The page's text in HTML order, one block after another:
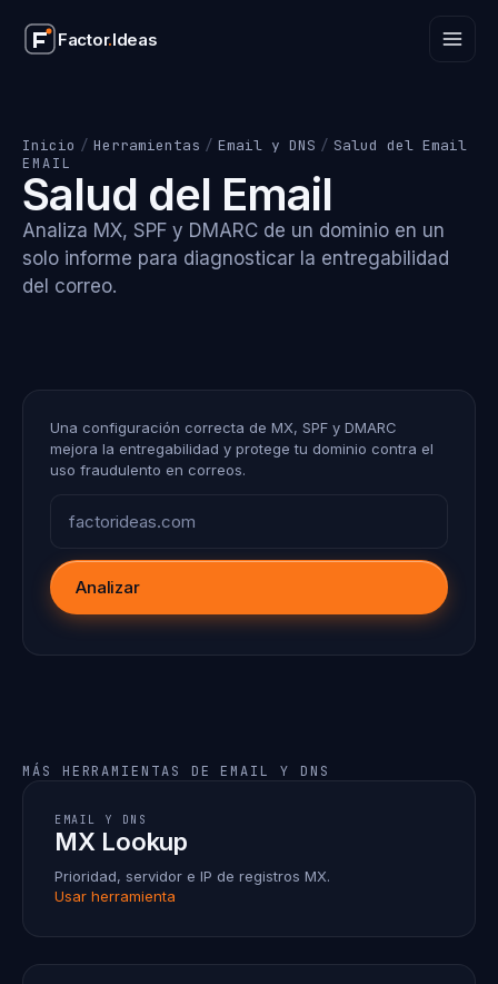
Factor.Ideas
Factor.Ideas
Inicio / Herramientas / Email y DNS / Salud del Email
EMAIL
Salud del Email
Analiza MX, SPF y DMARC de un dominio en un
solo informe para diagnosticar la entregabilidad
del correo.
Una configuración correcta de MX, SPF y DMARC
mejora la entregabilidad y protege tu dominio contra el
uso fraudulento en correos.
Analizar
MÁS HERRAMIENTAS DE EMAIL Y DNS
EMAIL Y DNS
MX Lookup
Prioridad, servidor e IP de registros MX.
Usar herramienta